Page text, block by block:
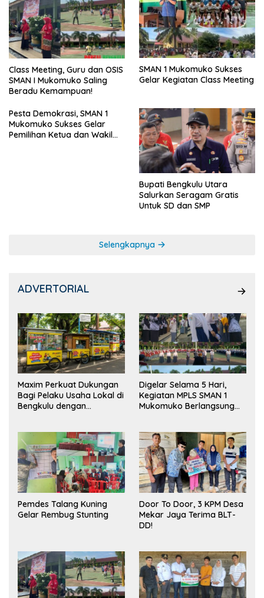
Class Meeting, Guru dan OSIS
SMAN I Mukomuko Saling
Beradu Kemampuan!
SMAN 1 Mukomuko Sukses
Gelar Kegiatan Class Meeting
Pesta Demokrasi, SMAN 1
Mukomuko Sukses Gelar
Pemilihan Ketua dan Wakil
Bupati Bengkulu Utara
Salurkan Seragam Gratis
Untuk SD dan SMP
Selengkapnya
ADVERTORIAL
Maxim Perkuat Dukungan
Bagi Pelaku Usaha Lokal di
Bengkulu dengan
Pasar
Digelar Selama 5 Hari,
Kegiatan MPLS SMAN 1
Mukomuko Berlangsung
Pemdes Talang Kuning
Gelar Rembug Stunting
Door To Door, 3 KPM Desa
Mekar Jaya Terima BLT-
DD!